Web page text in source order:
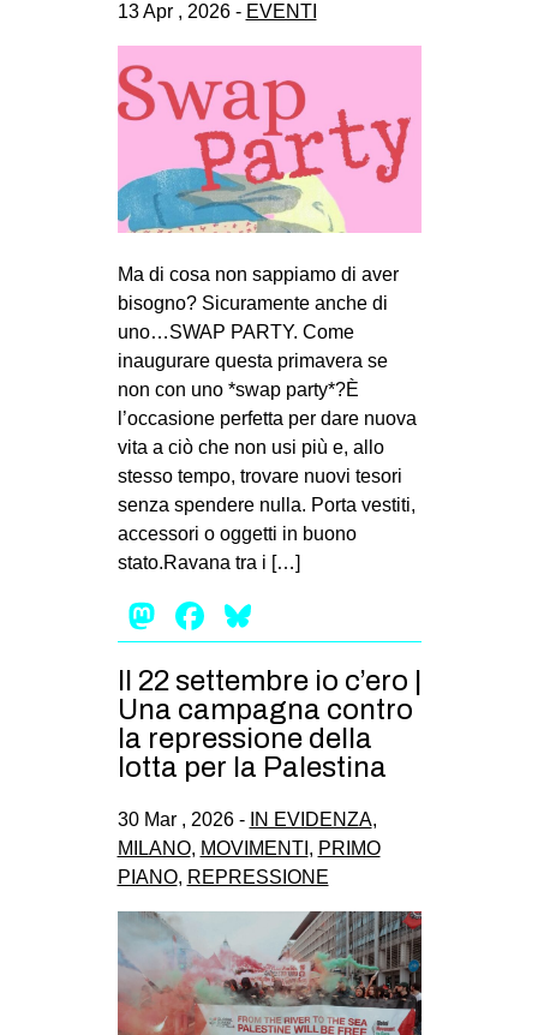
13 Apr , 2026 - EVENTI
Ma di cosa non sappiamo di aver
bisogno? Sicuramente anche di
uno…SWAP PARTY. Come
inaugurare questa primavera se
non con uno *swap party*?È
l’occasione perfetta per dare nuova
vita a ciò che non usi più e, allo
stesso tempo, trovare nuovi tesori
senza spendere nulla. Porta vestiti,
accessori o oggetti in buono
stato.Ravana tra i […]
Mastodon
Facebook
Il 22 settembre io c’ero |
Una campagna contro
la repressione della
lotta per la Palestina
30 Mar , 2026 - IN EVIDENZA,
MILANO, MOVIMENTI , PRIMO
PIANO, REPRESSIONE